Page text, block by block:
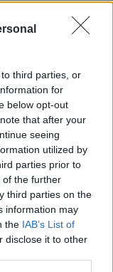
third parties, or
for
below opt-out
that after your
seeing
utilized by
parties prior to
of the further
third parties on the
information may
the IAB’s List of
disclose it to other
,
Lefer